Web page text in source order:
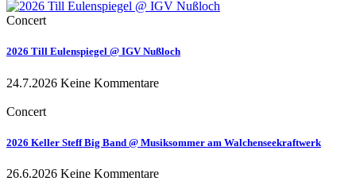
Concert
2026 Till Eulenspiegel @ IGV Nußloch
24.7.2026 Keine Kommentare
Concert
2026 Keller Steff Big Band @ Musiksommer am Walchenseekraftwerk
26.6.2026 Keine Kommentare